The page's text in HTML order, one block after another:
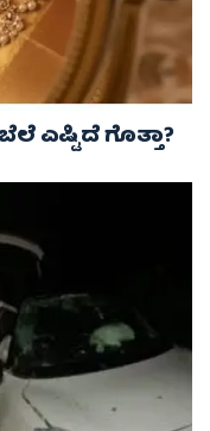
ಎಷ್ಟಿದೆ ಗೊತ್ತಾ?